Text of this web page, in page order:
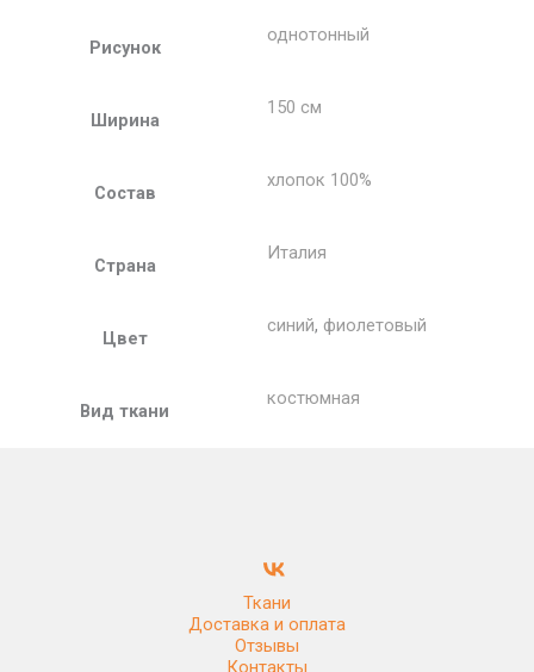
Рисунок
однотонный
Ширина
150 см
Состав
хлопок 100%
Страна
Италия
Цвет
синий, фиолетовый
Вид ткани
костюмная
Ткани
Доставка и оплата
Отзывы
Контакты